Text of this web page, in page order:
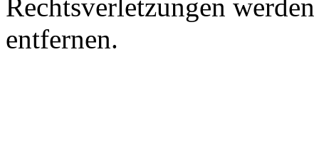
Rechtsverletzungen
entfernen.